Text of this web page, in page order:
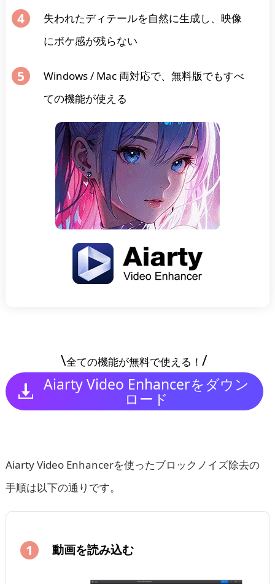
失われたディテールを自然に生成し、映像
にボケ感が残らない
Windows / Mac 両対応で、無料版でもすべ
ての機能が使える
\全ての機能が無料で使える！/
Aiarty Video Enhancerをダウン
ロード
Aiarty Video Enhancerを使ったブロックノイズ除去の
手順は以下の通りです。
動画を読み込む